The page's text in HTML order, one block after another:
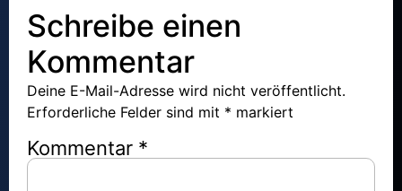
Schreibe einen
Kommentar
Deine E-Mail-Adresse wird nicht veröffentlicht.
Erforderliche Felder sind mit * markiert
Kommentar *